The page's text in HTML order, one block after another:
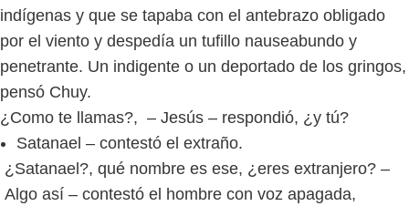
indígenas y que se tapaba con el antebrazo obligado
por el viento y despedía un tufillo nauseabundo y
penetrante. Un indigente o un deportado de los gringos,
pensó Chuy.
¿Como te llamas?, – Jesús – respondió, ¿y tú?
Satanael – contestó el extraño.
¿Satanael?, qué nombre es ese, ¿eres extranjero? –
Algo así – contestó el hombre con voz apagada,